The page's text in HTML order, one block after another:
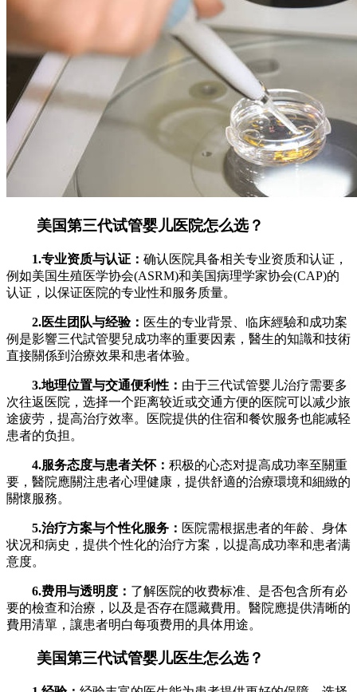
美国第三代试管婴儿医院怎么选？
1.专业资质与认证： 确认医院具备相关专业资质和认证，
例如美国生殖医学协会(ASRM)和美国病理学家协会(CAP)的
认证，以保证医院的专业性和服务质量。
2.医生团队与经验： 医生的专业背景、临床經驗和成功案
例是影響三代試管嬰兒成功率的重要因素，醫生的知識和技術
直接關係到治療效果和患者体验。
3.地理位置与交通便利性： 由于三代试管婴儿治疗需要多
次往返医院，选择一个距离较近或交通方便的医院可以减少旅
途疲劳，提高治疗效率。医院提供的住宿和餐饮服务也能减轻
患者的负担。
4.服务态度与患者关怀： 积极的心态对提高成功率至關重
要，醫院應關注患者心理健康，提供舒適的治療環境和細緻的
關懷服務。
5.治疗方案与个性化服务： 医院需根据患者的年龄、身体
状况和病史，提供个性化的治疗方案，以提高成功率和患者满
意度。
6.费用与透明度： 了解医院的收费标准、是否包含所有必
要的檢查和治療，以及是否存在隱藏費用。醫院應提供清晰的
費用清單，讓患者明白每项费用的具体用途。
美国第三代试管婴儿医生怎么选？